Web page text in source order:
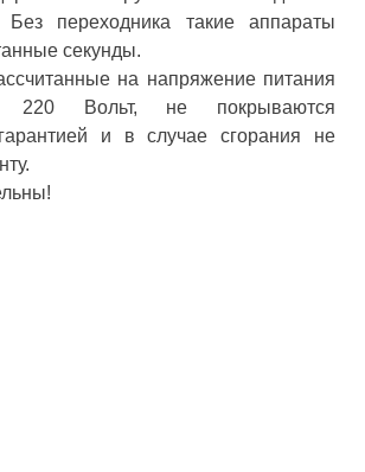
Без переходника такие аппараты
секунды.
на напряжение питания
220 Вольт, не покрываются
и в случае сгорания не